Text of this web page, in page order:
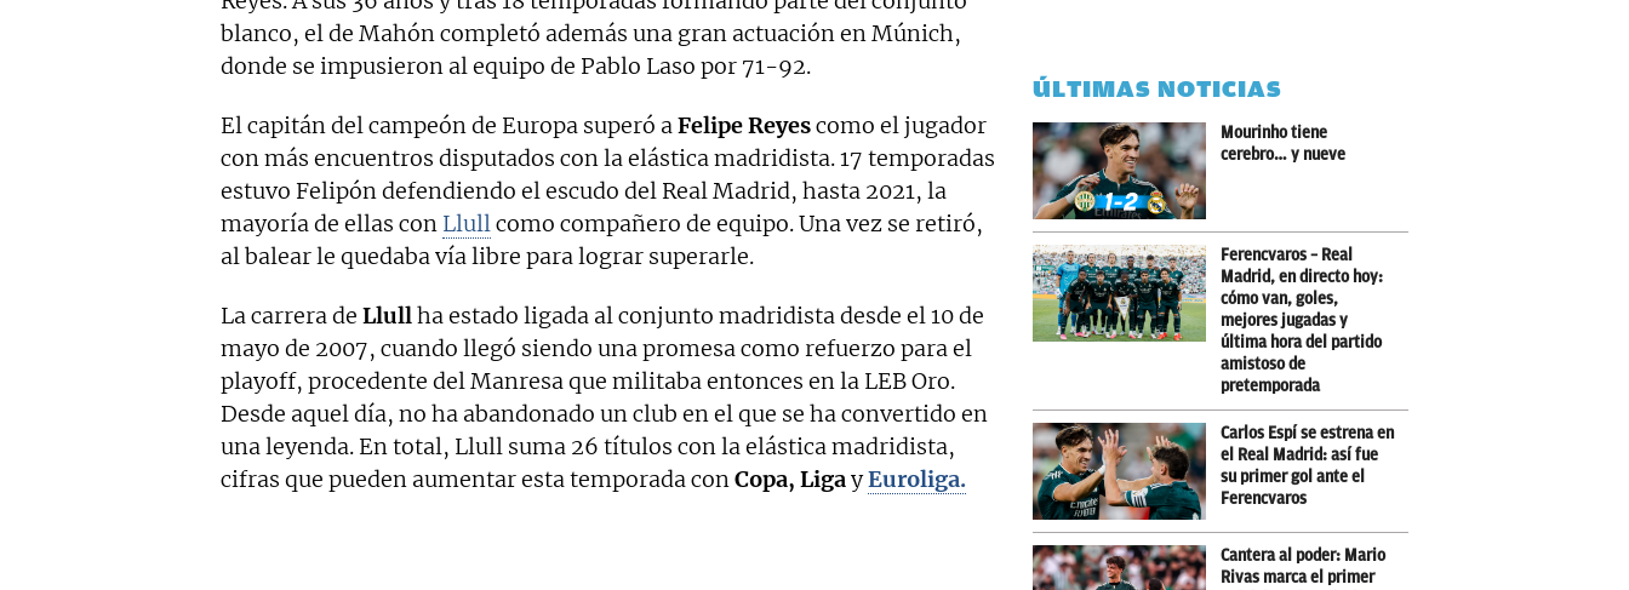
blanco, el de Mahón completó además una gran actuación en Múnich,
donde se impusieron al equipo de Pablo Laso por 71-92.
El capitán del campeón de Europa superó aFelipe Reyescomo el jugador
con más encuentros disputados con la elástica madridista. 17 temporadas
estuvo Felipón defendiendo el escudo del Real Madrid, hasta 2021, la
mayoría de ellas con Llullcomo compañero de equipo. Una vez se retiró,
al balear le quedaba vía libre para lograr superarle.
La carrera de Llullha estado ligada al conjunto madridista desde el 10 de
mayo de 2007, cuando llegó siendo una promesa como refuerzo para el
playoff, procedente del Manresa que militaba entonces en la LEB Oro.
Desde aquel día, no ha abandonado un club en el que se ha convertido en
una leyenda. En total, Llull suma 26 títulos con la elástica madridista,
cifras que pueden aumentar esta temporada conCopa, LigayEuroliga.
ÚLTIMAS NOTICIAS
Mourinho tiene
cerebro… y nueve
Ferencvaros – Real
Madrid, en directo hoy:
cómo van, goles,
mejores jugadas y
última hora del partido
amistoso de
pretemporada
Carlos Espí se estrena en
el Real Madrid: así fue
su primer gol ante el
Ferencvaros
Cantera al poder: Mario
Rivas marca el primer